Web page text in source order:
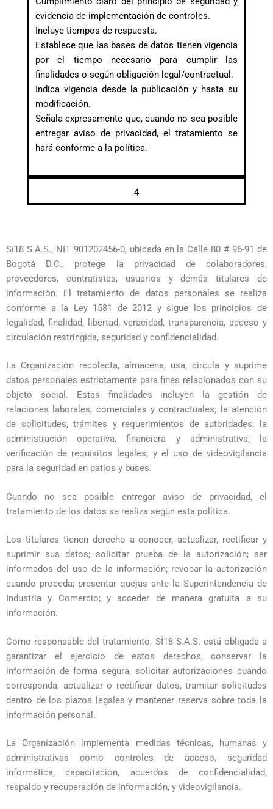
evidencia de implementación de controles.
Incluye tiempos de respuesta.
Establece que las bases de datos tienen vigencia
por el tiempo necesario para cumplir las
finalidades o según obligación legal/contractual.
Indica vigencia desde la publicación y hasta su
modificación.
Señala expresamente que, cuando no sea posible
entregar aviso de privacidad, el tratamiento se
hará conforme a la política.
4
Sí18 S.A.S., NIT 901202456-0, ubicada en la Calle 80 # 96-91 de
Bogotá D.C., protege la privacidad de colaboradores,
proveedores, contratistas, usuarios y demás titulares de
información. El tratamiento de datos personales se realiza
conforme a la Ley 1581 de 2012 y sigue los principios de
legalidad, finalidad, libertad, veracidad, transparencia, acceso y
circulación restringida, seguridad y confidencialidad.
La Organización recolecta, almacena, usa, circula y suprime
datos personales estrictamente para fines relacionados con su
objeto social. Estas finalidades incluyen la gestión de
relaciones laborales, comerciales y contractuales; la atención
de solicitudes, trámites y requerimientos de autoridades; la
administración operativa, financiera y administrativa; la
verificación de requisitos legales; y el uso de videovigilancia
para la seguridad en patios y buses.
Cuando no sea posible entregar aviso de privacidad, el
tratamiento de los datos se realiza según esta política.
Los titulares tienen derecho a conocer, actualizar, rectificar y
suprimir sus datos; solicitar prueba de la autorización; ser
informados del uso de la información; revocar la autorización
cuando proceda; presentar quejas ante la Superintendencia de
Industria y Comercio; y acceder de manera gratuita a su
información.
Como responsable del tratamiento, SÍ18 S.A.S. está obligada a
garantizar el ejercicio de estos derechos, conservar la
información de forma segura, solicitar autorizaciones cuando
corresponda, actualizar o rectificar datos, tramitar solicitudes
dentro de los plazos legales y mantener reserva sobre toda la
información personal.
La Organización implementa medidas técnicas, humanas y
administrativas como controles de acceso, seguridad
informática, capacitación, acuerdos de confidencialidad,
respaldo y recuperación de información, y videovigilancia.